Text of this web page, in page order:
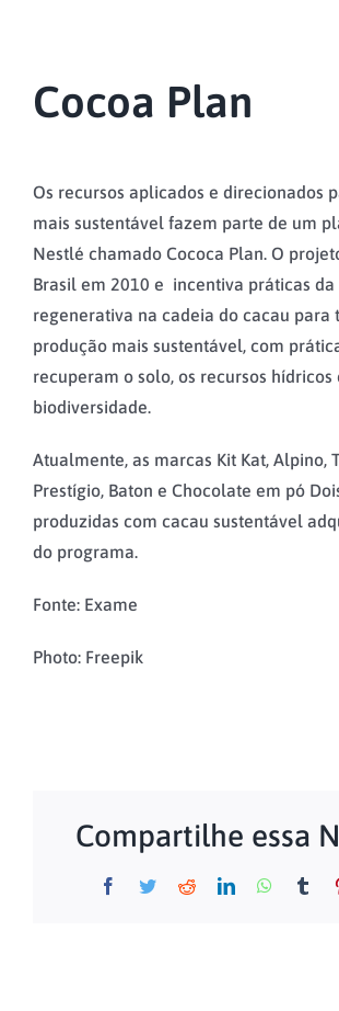
Cocoa Plan
Os recursos aplicados e direcionados
mais sustentável fazem parte de um
Nestlé chamado Cococa Plan. O
Brasil em 2010 e incentiva práticas
regenerativa na cadeia do cacau para
produção mais sustentável, com
recuperam o solo, os recursos hídricos
biodiversidade.
Atualmente, as marcas Kit Kat, Alpino,
Prestígio, Baton e Chocolate em pó
produzidas com cacau sustentável
do programa.
Fonte: Exame
Photo: Freepik
Compartilhe essa
Facebook
TwitterRedditLinkedIn